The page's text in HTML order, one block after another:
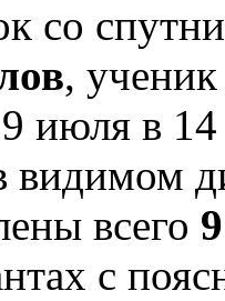
со
,
июля в
видимом
всего
с